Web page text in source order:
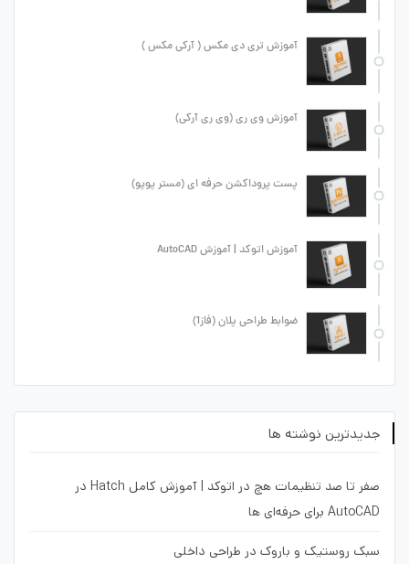
آموزش تری دی مکس ( آرکی مکس )
آموزش وی ری (وی ری آرکی)
پست پروداکشن حرفه ای (مستر پوپو)
آموزش اتوکد | آموزش AutoCAD
ضوابط طراحی پلان (فاز1)
جدیدترین نوشته ها
صفر تا صد تنظیمات هچ در اتوکد | آموزش کامل Hatch در
AutoCAD برای حرفه‌ای ها
سبک روستیک و باروک در طراحی داخلی